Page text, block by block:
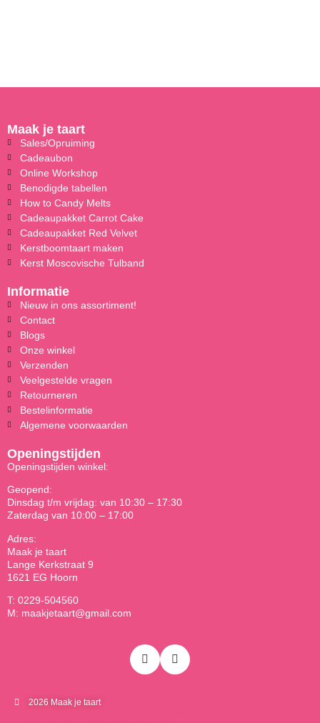
Maak je taart
Sales/Opruiming
Cadeaubon
Online Workshop
Benodigde tabellen
How to Candy Melts
Cadeaupakket Carrot Cake
Cadeaupakket Red Velvet
Kerstboomtaart maken
Kerst Moscovische Tulband
Informatie
Nieuw in ons assortiment!
Contact
Blogs
Onze winkel
Verzenden
Veelgestelde vragen
Retourneren
Bestelinformatie
Algemene voorwaarden
Openingstijden
Openingstijden winkel:
Geopend:
Dinsdag t/m vrijdag: van 10:30 – 17:30
Zaterdag van 10:00 – 17:00
Adres:
Maak je taart
Lange Kerkstraat 9
1621 EG Hoorn
T: 0229-504560
M: maakjetaart@gmail.com
2026 Maak je taart